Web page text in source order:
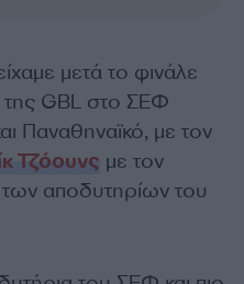
μετά το φινάλε
της GBL στο ΣΕΦ
Παναθηναϊκό, με τον
Τζόουνς με τον
αποδυτηρίων του